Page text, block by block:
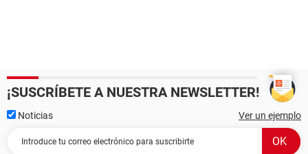
¡SUSCRÍBETE A NUESTRA NEWSLETTER!
Noticias Ver un ejemplo